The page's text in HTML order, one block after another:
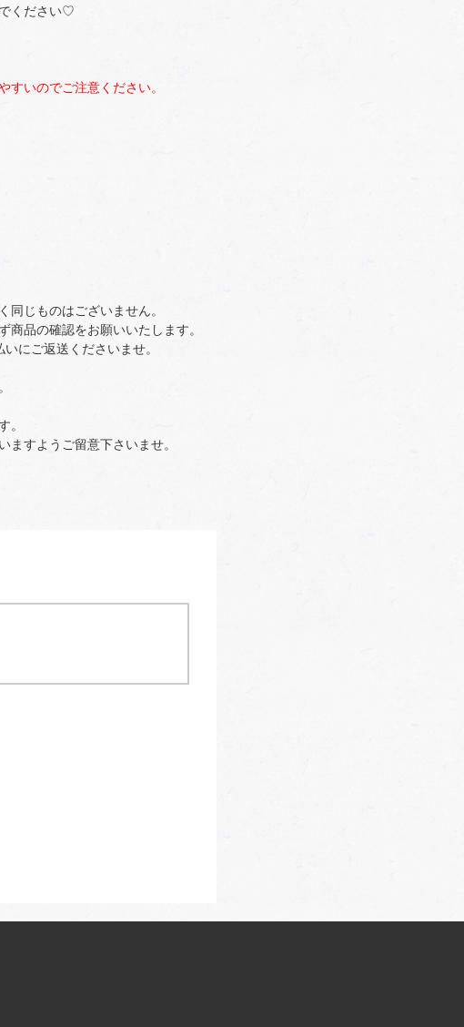
ください♡
すいのでご注意ください。
じものはございません。
品の確認をお願いいたします。
にご返送くださいませ。
。
すようご留意下さいませ。